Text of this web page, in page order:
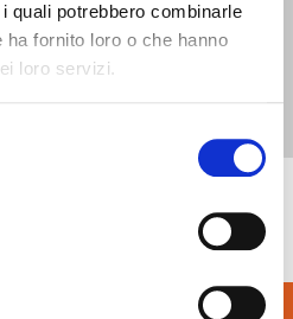
quali potrebbero combinarle
fornito loro o che hanno
loro servizi.